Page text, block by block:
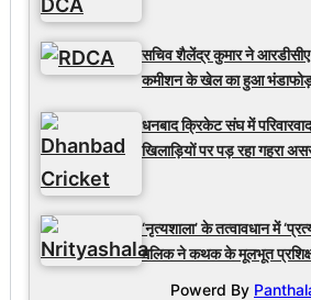
सचिव शैलेंद्र कुमार ने
कमीशन के खेल का हुआ
धनबाद क्रिकेट संघ में
खिलाड़ियों पर पड़ रहा गहरा
‘नृत्यशाला’ के तत्वावधान में
मलिक ने कथक के मूलभूत
Powerd By